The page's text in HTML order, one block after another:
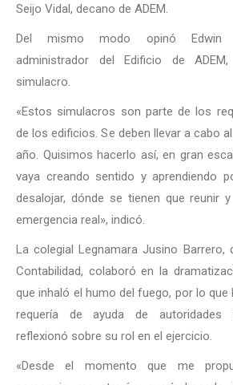
Seijo Vidal, decano de ADEM.
Del mismo modo opinó Edwin
administrador del Edificio de
simulacro.
«Estos simulacros son parte de los
de los edificios. Se deben llevar a cabo
año. Quisimos hacerlo así, en gran
vaya creando sentido y aprendiendo
desalojar, dónde se tienen que reunir
emergencia real», indicó.
La colegial Legnamara Jusino Barrero,
Contabilidad, colaboró en la
que inhaló el humo del fuego, por lo
requería de ayuda de autoridades
reflexionó sobre su rol en el ejercicio.
«Desde el momento que me